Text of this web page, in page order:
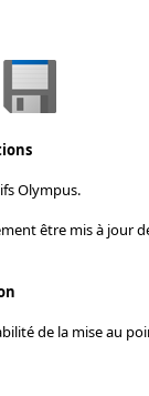
Olympus.
être mis à jour
de la mise au